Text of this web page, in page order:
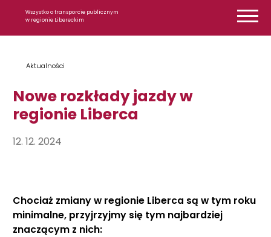
Wszystko o transporcie publicznym
w regionie Libereckim
Aktualności
Nowe rozkłady jazdy w
regionie Liberca
12. 12. 2024
Chociaż zmiany w regionie Liberca są w tym roku
minimalne, przyjrzyjmy się tym najbardziej
znaczącym z nich: